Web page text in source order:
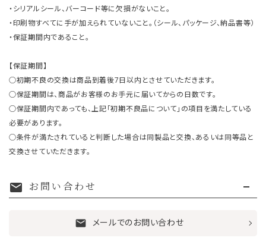
・シリアルシール、バーコード等に欠損がないこと。
・印刷物すべてに手が加えられていないこと。（シール、パッケージ、納品書等）
・保証期間内であること。
【保証期間】
○初期不良の交換は商品到着後7日以内とさせていただきます。
○保証期間は、商品がお客様のお手元に届いてからの日数です。
○保証期間内であっても、上記「初期不良品について」の項目を満たしている
必要があります。
○条件が満たされていると判断した場合は同製品と交換、あるいは同等品と
交換させていただきます。
mail お問い合わせ
mail メールでのお問い合わせ